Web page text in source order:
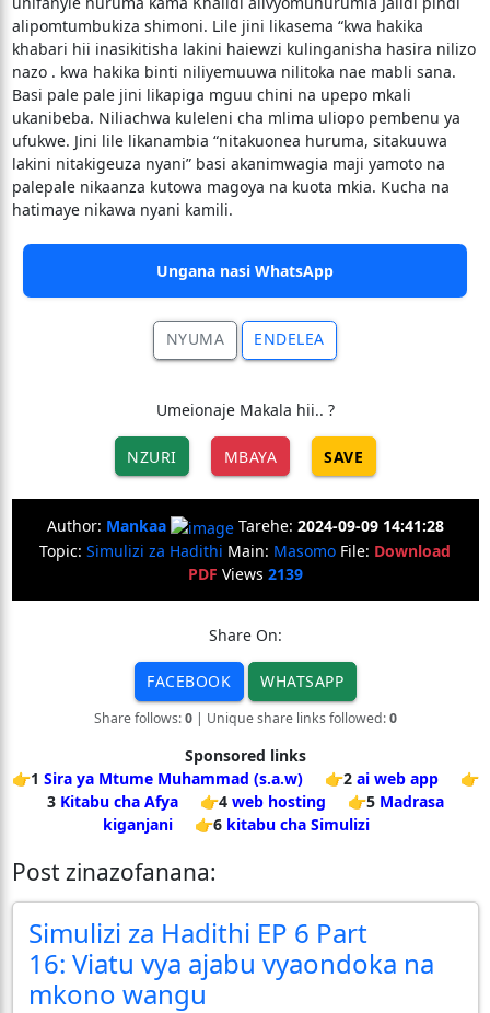
alipomtumbukiza shimoni. Lile jini likasema “kwa hakika
khabari hii inasikitisha lakini haiewzi kulinganisha hasira nilizo
nazo . kwa hakika binti niliyemuuwa nilitoka nae mabli sana.
Basi pale pale jini likapiga mguu chini na upepo mkali
ukanibeba. Niliachwa kuleleni cha mlima uliopo pembenu ya
ufukwe. Jini lile likanambia “nitakuonea huruma, sitakuuwa
lakini nitakigeuza nyani” basi akanimwagia maji yamoto na
palepale nikaanza kutowa magoya na kuota mkia. Kucha na
hatimaye nikawa nyani kamili.
Ungana nasi WhatsApp
NYUMA ENDELEA
Umeionaje Makala hii.. ?
NZURI MBAYA SAVE
Author: Mankaa Tarehe: 2024-09-09 14:41:28
Topic: Simulizi za Hadithi Main: Masomo File: Download
PDF Views 2139
Share On:
FACEBOOK WHATSAPP
Share follows:0| Unique share links followed:0
Sponsored links
👉1 Sira ya Mtume Muhammad (s.a.w) 👉2 ai web app
👉
3 Kitabu cha Afya 👉4 web hosting 👉5 Madrasa
kiganjani
👉6 kitabu cha Simulizi
Post zinazofanana:
Simulizi za Hadithi EP 6 Part
16: Viatu vya ajabu vyaondoka na
mkono wangu